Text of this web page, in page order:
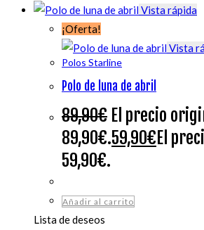
Vista rápida
¡Oferta!
Vista
Polos Starline
Polo de luna de abril
89,90€ El precio
89,90€.59,90€ El
59,90€.
Añadir al carrito
Lista de deseos